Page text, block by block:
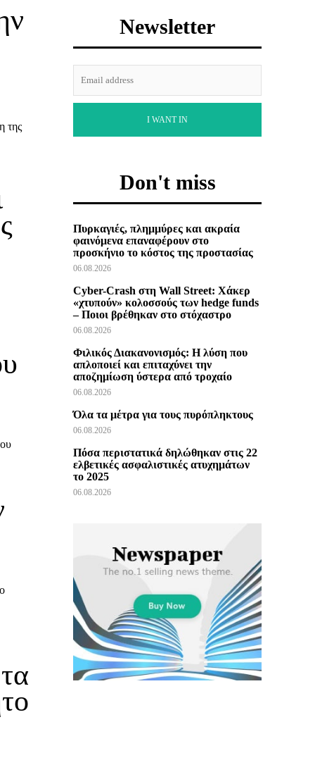
της
Newsletter
I WANT IN
Don't miss
Πυρκαγιές, πλημμύρες και ακραία
φαινόμενα επαναφέρουν στο
προσκήνιο το κόστος της προστασίας
06.08.2026
Cyber-Crash στη Wall Street: Χάκερ
«χτυπούν» κολοσσούς των hedge funds
– Ποιοι βρέθηκαν στο στόχαστρο
06.08.2026
Φιλικός Διακανονισμός: Η λύση που
απλοποιεί και επιταχύνει την
αποζημίωση ύστερα από τροχαίο
06.08.2026
Όλα τα μέτρα για τους πυρόπληκτους
06.08.2026
Πόσα περιστατικά δηλώθηκαν στις 22
ελβετικές ασφαλιστικές ατυχημάτων
το 2025
06.08.2026